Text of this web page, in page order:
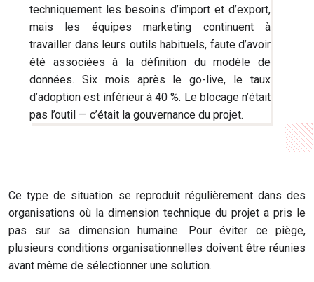
techniquement les besoins d’import et d’export,
mais les équipes marketing continuent à
travailler dans leurs outils habituels, faute d’avoir
été associées à la définition du modèle de
données. Six mois après le go-live, le taux
d’adoption est inférieur à 40 %. Le blocage n’était
pas l’outil — c’était la gouvernance du projet.
Ce type de situation se reproduit régulièrement dans des
organisations où la dimension technique du projet a pris le
pas sur sa dimension humaine. Pour éviter ce piège,
plusieurs conditions organisationnelles doivent être réunies
avant même de sélectionner une solution.